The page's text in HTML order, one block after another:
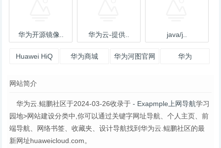
华为开源镜像.. 华为云-提供.. java/j..
Huawei HiQ
云平台
华为商城 华为河图官网 华为
网站简介
华为云.鲲鹏社区于2024-03-26收录于 - Exapmple上网导航学习
园地>网站建设分类中,你可以通过关键字网址导航、个人主页、前
端导航、网络书签、收藏夹、设计导航找到华为云.鲲鹏社区的最
新网址huaweicloud.com。